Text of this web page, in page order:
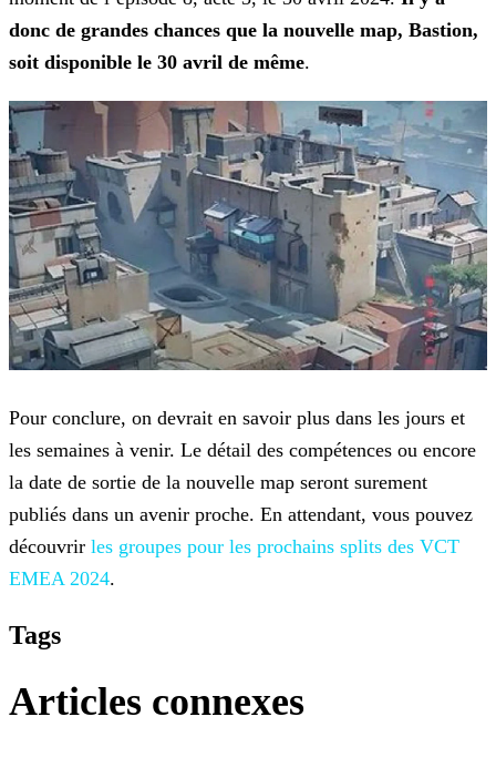
donc de grandes chances que la nouvelle map, Bastion,
soit disponible le 30 avril de même.
Pour conclure, on devrait en savoir plus dans les jours et
les semaines à venir. Le détail des compétences ou encore
la date de sortie de la nouvelle map seront surement
publiés dans un avenir proche. En attendant, vous pouvez
découvrir les groupes pour les prochains splits des VCT
EMEA 2024.
Tags
Articles connexes